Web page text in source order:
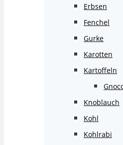
Erbsen
Fenchel
Gurke
Karotten
Kartoffeln
Knoblauch
Kohl
Kohlrabi